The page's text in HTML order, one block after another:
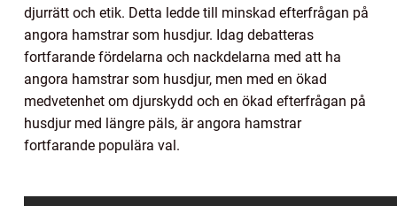
djurrätt och etik. Detta ledde till minskad efterfrågan på
angora hamstrar som husdjur. Idag debatteras
fortfarande fördelarna och nackdelarna med att ha
angora hamstrar som husdjur, men med en ökad
medvetenhet om djurskydd och en ökad efterfrågan på
husdjur med längre päls, är angora hamstrar
fortfarande populära val.